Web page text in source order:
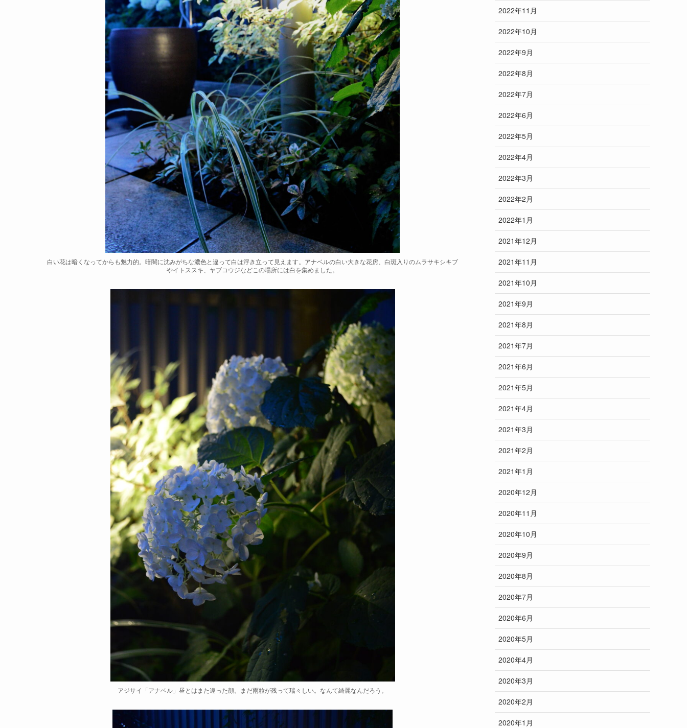
白い花は暗くなってからも魅力的。暗闇に沈みがちな濃色と違って白は浮き立って見えます。アナベルの白い大きな花房、白斑入りのムラサキシキブ
やイトススキ、ヤブコウジなどこの場所には白を集めました。
アジサイ「アナベル」昼とはまた違った顔。まだ雨粒が残って瑞々しい。なんて綺麗なんだろう。
2022年11月
2022年10月
2022年9月
2022年8月
2022年7月
2022年6月
2022年5月
2022年4月
2022年3月
2022年2月
2022年1月
2021年12月
2021年11月
2021年10月
2021年9月
2021年8月
2021年7月
2021年6月
2021年5月
2021年4月
2021年3月
2021年2月
2021年1月
2020年12月
2020年11月
2020年10月
2020年9月
2020年8月
2020年7月
2020年6月
2020年5月
2020年4月
2020年3月
2020年2月
2020年1月